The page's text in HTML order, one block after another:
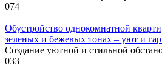
074
Обустройство однокомнатной
зеленых и бежевых тонах – уют и
Создание уютной и стильной
033